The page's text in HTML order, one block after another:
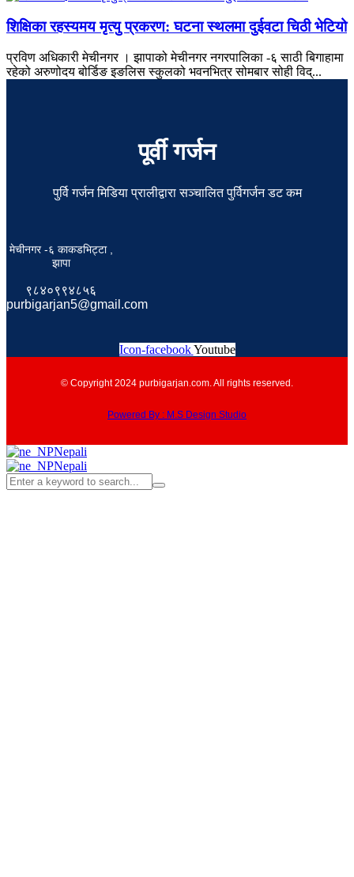
शिक्षिका रहस्यमय मृत्यु प्रकरण: घटना स्थलमा दुईवटा चिठी भेटियो
प्रविण अधिकारी मेचीनगर । झापाको मेचीनगर नगरपालिका -६ साठी बिगाहामा
रहेको अरुणोदय बोर्डिङ इङलिस स्कुलको भवनभित्र सोमबार सोही विद्...
पूर्वी गर्जन
पुर्वि गर्जन मिडिया प्रालीद्वारा सञ्चालित पुर्विगर्जन डट कम
मेचीनगर -६ काकडभिट्टा ,
झापा
९८४०९९४८५६
purbigarjan5@gmail.com
Icon-facebook Youtube
© Copyright 2024 purbigarjan.com. All rights reserved.
Powered By : M.S Design Studio
Nepali
Nepali